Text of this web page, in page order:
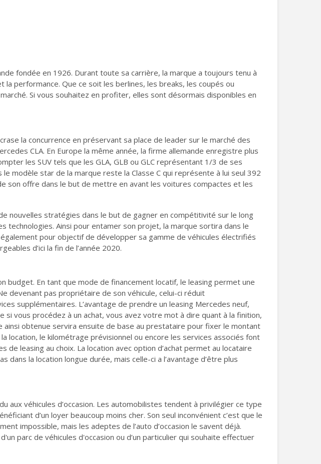
fondée en 1926. Durant toute sa carrière, la marque a toujours tenu à
performance. Que ce soit les berlines, les breaks, les coupés ou
Si vous souhaitez en profiter, elles sont désormais disponibles en
la concurrence en préservant sa place de leader sur le marché des
CLA. En Europe la même année, la firme allemande enregistre plus
les SUV tels que les GLA, GLB ou GLC représentant 1/3 de ses
modèle star de la marque reste la Classe C qui représente à lui seul 392
son offre dans le but de mettre en avant les voitures compactes et les
nouvelles stratégies dans le but de gagner en compétitivité sur le long
technologies. Ainsi pour entamer son projet, la marque sortira dans le
pour objectif de développer sa gamme de véhicules électrifiés
d’ici la fin de l’année 2020.
budget. En tant que mode de financement locatif, le leasing permet une
devenant pas propriétaire de son véhicule, celui-ci réduit
supplémentaires. L’avantage de prendre un leasing Mercedes neuf,
si vous procédez à un achat, vous avez votre mot à dire quant à la finition,
obtenue servira ensuite de base au prestataire pour fixer le montant
location, le kilométrage prévisionnel ou encore les services associés font
leasing au choix. La location avec option d’achat permet au locataire
la location longue durée, mais celle-ci a l’avantage d’être plus
aux véhicules d’occasion. Les automobilistes tendent à privilégier ce type
d’un loyer beaucoup moins cher. Son seul inconvénient c’est que le
impossible, mais les adeptes de l’auto d’occasion le savent déjà.
parc de véhicules d'occasion ou d’un particulier qui souhaite effectuer